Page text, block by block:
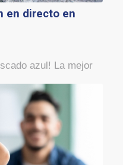
en directo en
azul! La mejor